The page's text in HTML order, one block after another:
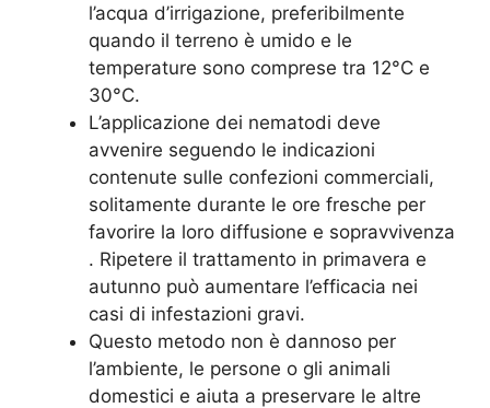
l’acqua d’irrigazione, preferibilmente
quando il terreno è umido e le
temperature sono comprese tra 12°C e
30°C.
L’applicazione dei nematodi deve
avvenire seguendo le indicazioni
contenute sulle confezioni commerciali,
solitamente durante le ore fresche per
favorire la loro diffusione e sopravvivenza
. Ripetere il trattamento in primavera e
autunno può aumentare l’efficacia nei
casi di infestazioni gravi.
Questo metodo non è dannoso per
l’ambiente, le persone o gli animali
domestici e aiuta a preservare le altre